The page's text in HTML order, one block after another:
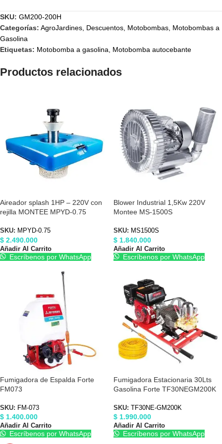
SKU: GM200-200H
Categorías: AgroJardines, Descuentos, Motobombas, Motobombas a
Gasolina
Etiquetas: Motobomba a gasolina, Motobomba autocebante
Productos relacionados
Aireador splash 1HP – 220V con
rejilla MONTEE MPYD-0.75
SKU: MPYD-0.75
$ 2.490.000
Añadir Al Carrito
Escríbenos por WhatsApp
Blower Industrial 1,5Kw 220V
Montee MS-1500S
SKU: MS1500S
$ 1.840.000
Añadir Al Carrito
Escríbenos por WhatsApp
Fumigadora de Espalda Forte
FM073
SKU: FM-073
$ 1.400.000
Añadir Al Carrito
Escríbenos por WhatsApp
Fumigadora Estacionaria 30Lts
Gasolina Forte TF30NEGM200K
SKU: TF30NE-GM200K
$ 1.990.000
Añadir Al Carrito
Escríbenos por WhatsApp